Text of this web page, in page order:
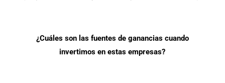
¿Cuáles son las fuentes de ganancias cuando
invertimos en estas empresas?